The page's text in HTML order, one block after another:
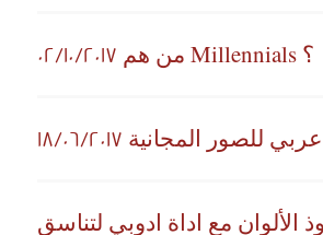
؟ Millennials من هم 02/10/2017
للصور المجانية 18/06/2017
الألوان مع اداة ادوبي لتناسق